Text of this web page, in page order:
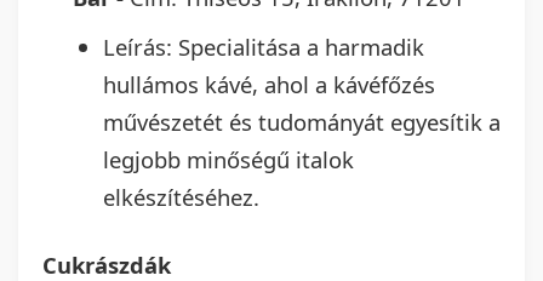
Leírás: Specialitása a harmadik
hullámos kávé, ahol a kávéfőzés
művészetét és tudományát egyesítik a
legjobb minőségű italok
elkészítéséhez.
Cukrászdák